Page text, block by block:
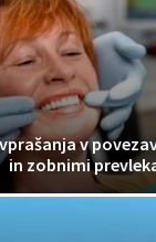
v
in zobnimi